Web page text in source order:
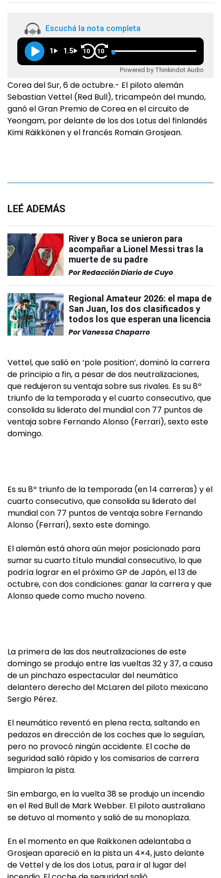
Escuchá la nota completa
1 1.5 10 10
Powered by Thinkindot Audio
Corea del Sur, 6 de octubre.- El piloto alemán
Sebastian Vettel (Red Bull), tricampeón del mundo,
ganó el Gran Premio de Corea en el circuito de
Yeongam, por delante de los dos Lotus del finlandés
Kimi Räikkönen y el francés Romain Grosjean.
LEÉ ADEMÁS
River y Boca se unieron para
acompañar a Lionel Messi tras la
muerte de su padre
PorRedacción Diario de Cuyo
Regional Amateur 2026: el mapa de
San Juan, los dos clasificados y
todos los que esperan una licencia
Por Vanessa Chaparro
Vettel, que salió en ‘pole position’, dominó la carrera
de principio a fin, a pesar de dos neutralizaciones,
que redujeron su ventaja sobre sus rivales. Es su 8º
triunfo de la temporada y el cuarto consecutivo, que
consolida su liderato del mundial con 77 puntos de
ventaja sobre Fernando Alonso (Ferrari), sexto este
domingo.
Es su 8º triunfo de la temporada (en 14 carreras) y el
cuarto consecutivo, que consolida su liderato del
mundial con 77 puntos de ventaja sobre Fernando
Alonso (Ferrari), sexto este domingo.
El alemán está ahora aún mejor posicionado para
sumar su cuarto título mundial consecutivo, lo que
podría lograr en el próximo GP de Japón, el 13 de
octubre, con dos condiciones: ganar la carrera y que
Alonso quede como mucho noveno.
La primera de las dos neutralizaciones de este
domingo se produjo entre las vueltas 32 y 37, a causa
de un pinchazo espectacular del neumático
delantero derecho del McLaren del piloto mexicano
Sergio Pérez.
El neumático reventó en plena recta, saltando en
pedazos en dirección de los coches que lo seguían,
pero no provocó ningún accidente. El coche de
seguridad salió rápido y los comisarios de carrera
limpiaron la pista.
Sin embargo, en la vuelta 38 se produjo un incendio
en el Red Bull de Mark Webber. El piloto australiano
se detuvo al momento y salió de su monoplaza.
En el momento en que Raikkonen adelantaba a
Grosjean apareció en la pista un 4×4, justo delante
de Vettel y de los dos Lotus, para ir al lugar del